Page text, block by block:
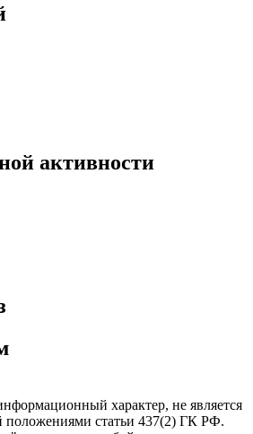
активности
характер, не является
положениями статьи 437(2) ГК РФ.